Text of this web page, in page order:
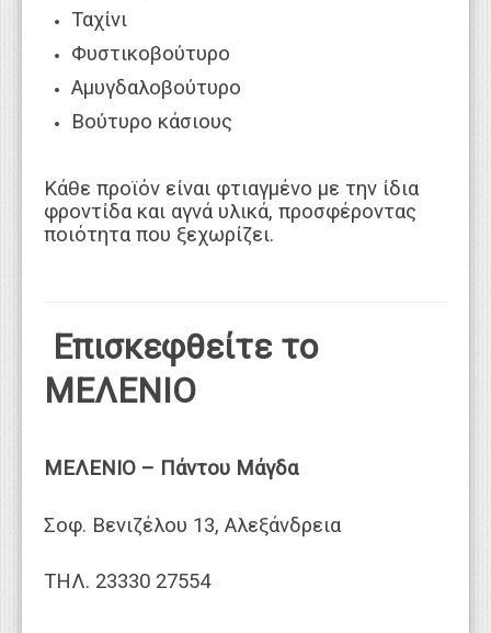
Ταχίνι
Φυστικοβούτυρο
Αμυγδαλοβούτυρο
Βούτυρο κάσιους
Κάθε προϊόν είναι φτιαγμένο με την ίδια
φροντίδα και αγνά υλικά, προσφέροντας
ποιότητα που ξεχωρίζει.
Επισκεφθείτε το
ΜΕΛΕΝΙΟ
ΜΕΛΕΝΙΟ – Πάντου Μάγδα
Σοφ. Βενιζέλου 13, Αλεξάνδρεια
ΤΗΛ. 23330 27554